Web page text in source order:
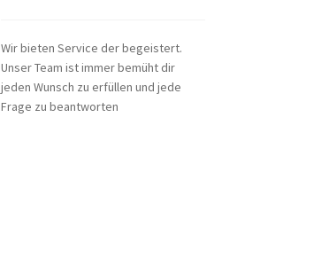
Wir bieten Service der begeistert.
Unser Team ist immer bemüht dir
jeden Wunsch zu erfüllen und jede
Frage zu beantworten